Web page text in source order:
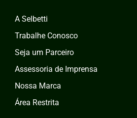
A Selbetti
Trabalhe Conosco
Seja um Parceiro
Assessoria de Imprensa
Nossa Marca
Área Restrita